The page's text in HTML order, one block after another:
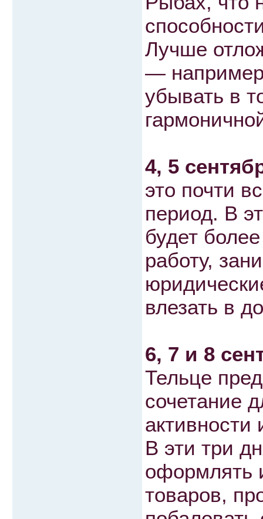
Лучше
—
убывать в
4, 5
это почти
период. В
будет
работу,
влезать в
6, 7 и 8
Тельце
сочетание
В эти три
оформлять
товаров,